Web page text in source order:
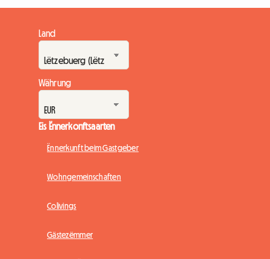
Land
Währung
Eis Ënnerkonftsaarten
Ënnerkunft beim Gastgeber
Wohngemeinschaften
Colivings
Gästezëmmer